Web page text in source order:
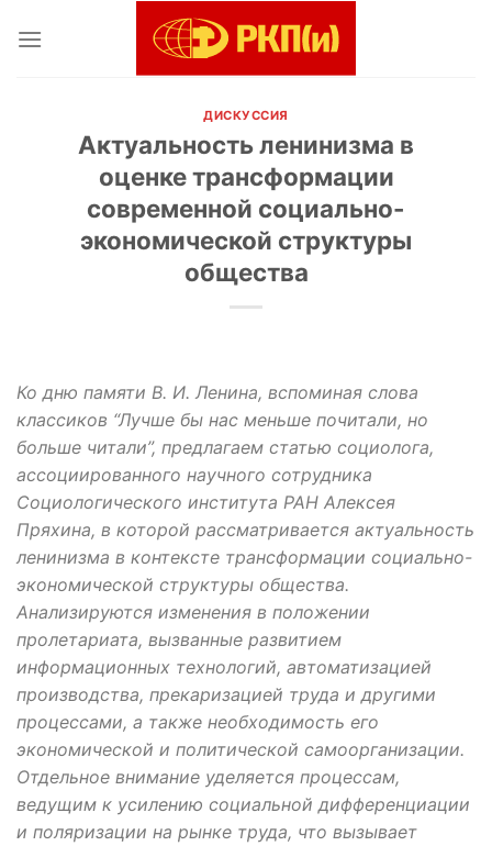
ДИСКУССИЯ
Актуальность ленинизма в
оценке трансформации
современной социально-
экономической структуры
общества
Ко дню памяти В. И. Ленина, вспоминая слова
классиков “Лучше бы нас меньше почитали, но
больше читали”, предлагаем статью социолога,
ассоциированного научного сотрудника
Социологического института РАН Алексея
Пряхина, в которой рассматривается актуальность
ленинизма в контексте трансформации социально-
экономической структуры общества.
Анализируются изменения в положении
пролетариата, вызванные развитием
информационных технологий, автоматизацией
производства, прекаризацией труда и другими
процессами, а также необходимость его
экономической и политической самоорганизации.
Отдельное внимание уделяется процессам,
ведущим к усилению социальной дифференциации
и поляризации на рынке труда, что вызывает